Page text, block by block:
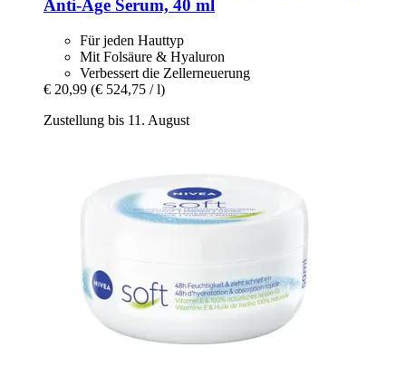
Anti-​Age Serum, 40 ml
Für jeden Hauttyp
Mit Folsäure & Hyaluron
Verbessert die Zellerneuerung
€ 20,99 (€ 524,75 / l)
Zustellung bis 11. August